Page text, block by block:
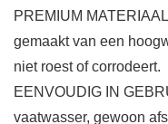
PREMIUM
gemaakt van een
niet roest of corrodeert.
EENVOUDIG IN
vaatwasser, gewoon